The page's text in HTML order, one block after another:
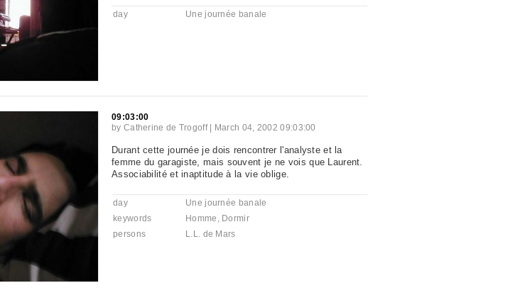
day Une journée banale
09:03:00
by Catherine de Trogoff| March 04, 2002 09:03:00
Durant cette journée je dois rencontrer l'analyste et la
femme du garagiste, mais souvent je ne vois que Laurent.
Associabilité et inaptitude à la vie oblige.
day
Une journée banale
keywords
Homme , Dormir
persons
L.L. de Mars